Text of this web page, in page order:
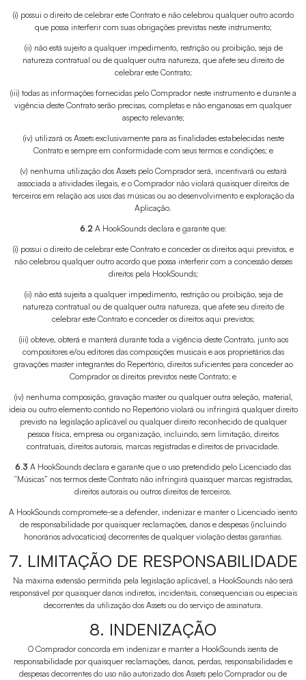
(i) possui o direito de celebrar este Contrato e não celebrou qualquer outro acordo
que possa interferir com suas obrigações previstas neste instrumento;
(ii) não está sujeito a qualquer impedimento, restrição ou proibição, seja de
natureza contratual ou de qualquer outra natureza, que afete seu direito de
celebrar este Contrato;
(iii) todas as informações fornecidas pelo Comprador neste instrumento e durante a
vigência deste Contrato serão precisas, completas e não enganosas em qualquer
aspecto relevante;
(iv) utilizará os Assets exclusivamente para as finalidades estabelecidas neste
Contrato e sempre em conformidade com seus termos e condições; e
(v) nenhuma utilização dos Assets pelo Comprador será, incentivará ou estará
associada a atividades ilegais, e o Comprador não violará quaisquer direitos de
terceiros em relação aos usos das músicas ou ao desenvolvimento e exploração da
Aplicação.
6.2 A HookSounds declara e garante que:
(i) possui o direito de celebrar este Contrato e conceder os direitos aqui previstos, e
não celebrou qualquer outro acordo que possa interferir com a concessão desses
direitos pela HookSounds;
(ii) não está sujeita a qualquer impedimento, restrição ou proibição, seja de
natureza contratual ou de qualquer outra natureza, que afete seu direito de
celebrar este Contrato e conceder os direitos aqui previstos;
(iii) obteve, obterá e manterá durante toda a vigência deste Contrato, junto aos
compositores e/ou editores das composições musicais e aos proprietários das
gravações master integrantes do Repertório, direitos suficientes para conceder ao
Comprador os direitos previstos neste Contrato; e
(iv) nenhuma composição, gravação master ou qualquer outra seleção, material,
ideia ou outro elemento contido no Repertório violará ou infringirá qualquer direito
previsto na legislação aplicável ou qualquer direito reconhecido de qualquer
pessoa física, empresa ou organização, incluindo, sem limitação, direitos
contratuais, direitos autorais, marcas registradas e direitos de privacidade.
6.3 A HookSounds declara e garante que o uso pretendido pelo Licenciado das
“Músicas” nos termos deste Contrato não infringirá quaisquer marcas registradas,
direitos autorais ou outros direitos de terceiros.
A HookSounds compromete-se a defender, indenizar e manter o Licenciado isento
de responsabilidade por quaisquer reclamações, danos e despesas (incluindo
honorários advocatícios) decorrentes de qualquer violação destas garantias.
7. LIMITAÇÃO DE RESPONSABILIDADE
Na máxima extensão permitida pela legislação aplicável, a HookSounds não será
responsável por quaisquer danos indiretos, incidentais, consequenciais ou especiais
decorrentes da utilização dos Assets ou do serviço de assinatura.
8. INDENIZAÇÃO
O Comprador concorda em indenizar e manter a HookSounds isenta de
responsabilidade por quaisquer reclamações, danos, perdas, responsabilidades e
despesas decorrentes do uso não autorizado dos Assets pelo Comprador ou de